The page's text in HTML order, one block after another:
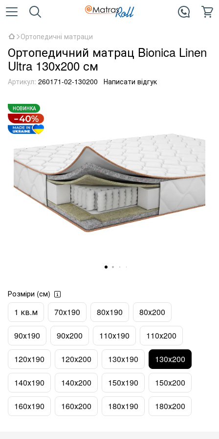
Ортопедичні матраци
Ортопедичний матрац Bionica Linen
Ultra 130х200 см
Артикул: 260171-02-130200 Написати відгук
НОВИНКА
Розміри (см)
1 кв.м 70х190 80х190 80х200
90х190 90х200 110х190 110х200
120х190 120х200 130х190 130х200
140х190 140х200 150х190 150х200
160х190 160х200 180х190 180х200